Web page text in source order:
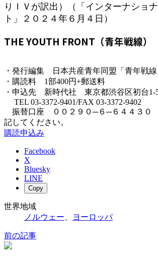
りＩＶが訳出）（「インターナショ
ト」２０２４年６月４日）
THE YOUTH FRONT（青年戦線）
・発行編集 日本共産青年同盟「青年戦
・購読料 1部400円+郵送料
・申込先 新時代社 東京都渋谷区初台1-
TEL 03-3372-9401/FAX 03-3372-9402
振替口座 ００２９０─６─６４４３０
記してください。
購読申込み
Facebook
X
Bluesky
LINE
Copy
世界地域
ノルウェー
ヨーロッパ
前の記事